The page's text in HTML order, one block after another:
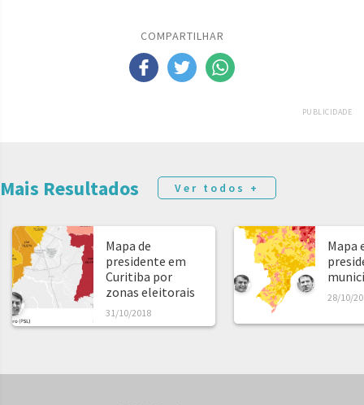
COMPARTILHAR
PUBLICIDADE
Mais Resultados Ver todos +
Mapa de
presidente em
Curitiba por
zonas eleitorais
31/10/2018
Mapa
28/10/